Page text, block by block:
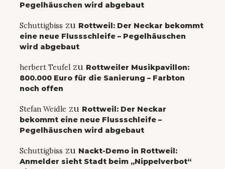
Pegelhäuschen wird abgebaut
Schuttigbiss zu Rottweil: Der Neckar bekommt
eine neue Flussschleife – Pegelhäuschen
wird abgebaut
herbert Teufel zu Rottweiler Musikpavillon:
800.000 Euro für die Sanierung – Farbton
noch offen
Stefan Weidle zu Rottweil: Der Neckar
bekommt eine neue Flussschleife –
Pegelhäuschen wird abgebaut
Schuttigbiss zu Nackt-Demo in Rottweil:
Anmelder sieht Stadt beim „Nippelverbot“